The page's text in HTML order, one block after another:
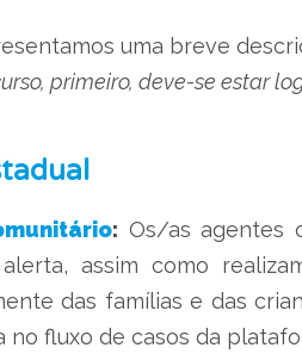
uma breve
primeiro, deve-se estar
: Os/as agentes
assim como
das famílias e das
no fluxo de casos da